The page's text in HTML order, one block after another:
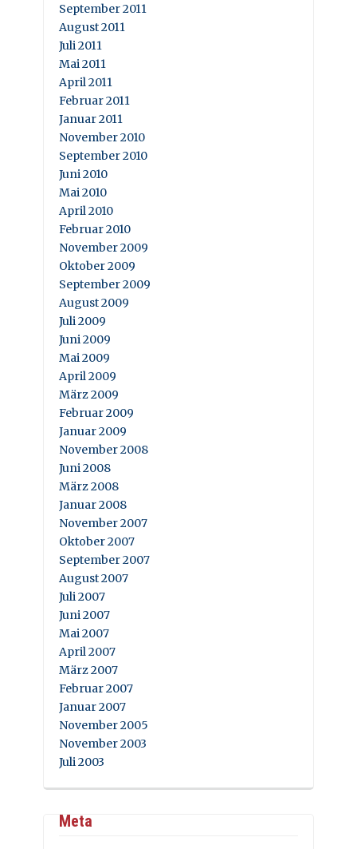
September 2011
August 2011
Juli 2011
Mai 2011
April 2011
Februar 2011
Januar 2011
November 2010
September 2010
Juni 2010
Mai 2010
April 2010
Februar 2010
November 2009
Oktober 2009
September 2009
August 2009
Juli 2009
Juni 2009
Mai 2009
April 2009
März 2009
Februar 2009
Januar 2009
November 2008
Juni 2008
März 2008
Januar 2008
November 2007
Oktober 2007
September 2007
August 2007
Juli 2007
Juni 2007
Mai 2007
April 2007
März 2007
Februar 2007
Januar 2007
November 2005
November 2003
Juli 2003
Meta